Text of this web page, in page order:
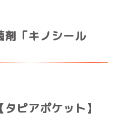
剤「キノシール
ピアポケット】